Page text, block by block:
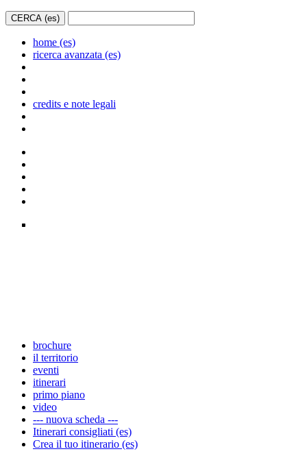
home (es)
ricerca avanzata (es)
credits e note legali
brochure
il territorio
eventi
itinerari
primo piano
video
--- nuova scheda ---
Itinerari consigliati (es)
Crea il tuo itinerario (es)